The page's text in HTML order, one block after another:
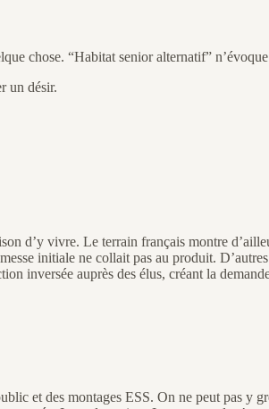
chose. “Habitat senior alternatif”
un désir.
d’y vivre. Le terrain français montre
initiale ne collait pas au produit.
inversée auprès des élus, créant la
et des montages ESS. On ne peut pas